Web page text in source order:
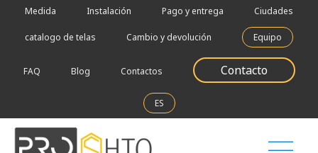
Medida Instalación Pago y entrega Ciudades
catalogo de telas Cambio y devolución Equipo
FAQ Blog Contactos Contacto
ES